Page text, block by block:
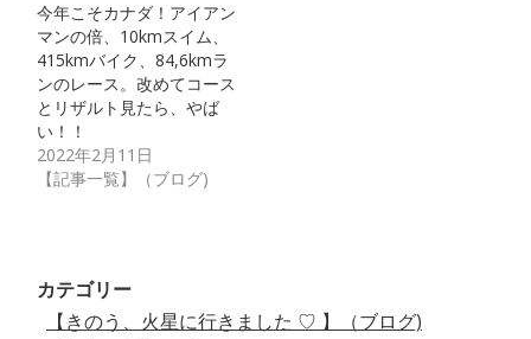
今年こそカナダ！アイアン
マンの倍、10kmスイム、
415kmバイク、84,6kmラ
ンのレース。改めてコース
とリザルト見たら、やば
い！！
2022年2月11日
【記事一覧】（ブログ)
カテゴリー
【きのう、火星に行きました ♡ 】（ブログ)